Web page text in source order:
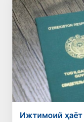
Ижтимоий ҳаёт